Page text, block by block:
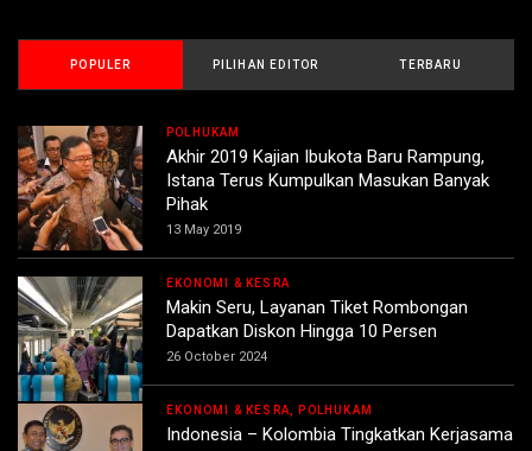
POPULER PILIHAN EDITOR TERBARU
POLHUKAM
Akhir 2019 Kajian Ibukota Baru Rampung,
Istana Terus Kumpulkan Masukan Banyak
Pihak
13 May 2019
EKONOMI & KESRA
Makin Seru, Layanan Tiket Rombongan
Dapatkan Diskon Hingga 10 Persen
26 October 2024
EKONOMI & KESRA, POLHUKAM
Indonesia – Kolombia Tingkatkan Kerjasama